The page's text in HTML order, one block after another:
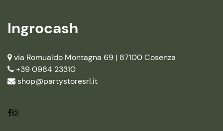
Ingrocash
via Romualdo Montagna 69 | 87100 Cosenza
+39 0984 23310
shop@partystoresrl.it